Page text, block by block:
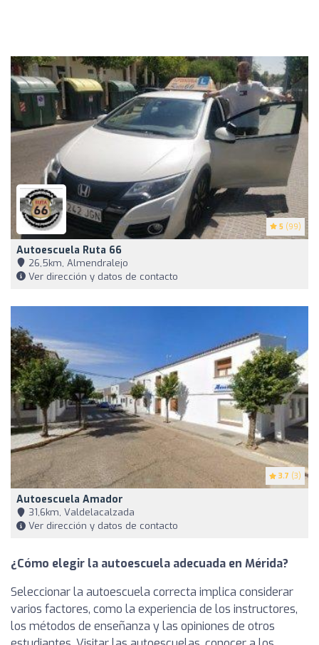
5 (99)
Autoescuela Ruta 66
26,5km, Almendralejo
Ver dirección y datos de contacto
3.7 (3)
Autoescuela Amador
31,6km, Valdelacalzada
Ver dirección y datos de contacto
¿Cómo elegir la autoescuela adecuada en Mérida?
Seleccionar la autoescuela correcta implica considerar
varios factores, como la experiencia de los instructores,
los métodos de enseñanza y las opiniones de otros